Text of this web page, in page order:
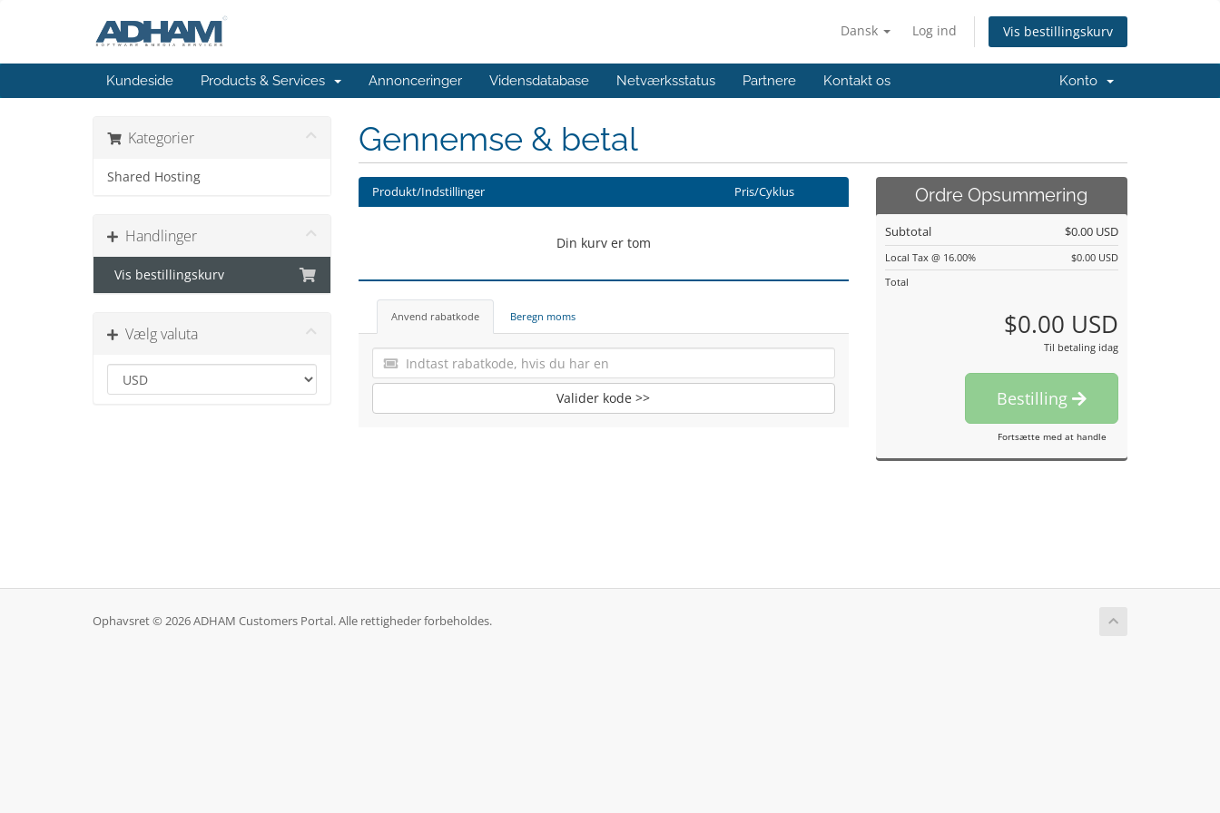
Dansk Log ind Vis bestillingskurv
Kundeside Products & Services Annonceringer Vidensdatabase Netværksstatus Partnere Kontakt os Konto
Kategorier
Shared Hosting
Handlinger
Vis bestillingskurv
Vælg valuta
Gennemse & betal
Produkt/Indstillinger Pris/Cyklus
Din kurv er tom
Anvend rabatkode Beregn moms
Valider kode >>
Ordre Opsummering
Subtotal $0.00 USD
Local Tax @ 16.00%
$0.00 USD
Total
$0.00 USD
Til betaling idag
Bestilling
Fortsætte med at handle
Ophavsret © 2026 ADHAM Customers Portal. Alle rettigheder forbeholdes.